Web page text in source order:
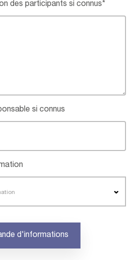
des participants si connus*
si connus
d'informations